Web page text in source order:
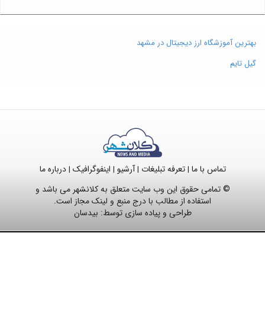
بهترین آموزشگاه ارز دیجیتال در مشهد
گیل تایم
تماس با ما |تعرفه تبلیغات |آرشیو | اینفوگرافیک |درباره ما
© تمامی حقوق این وب سایت متعلق به کلانشهر می باشد و
استفاده از مطالب با درج منبع و لینک مجاز است.
طراحی و پیاده سازی توسط: بیدسان